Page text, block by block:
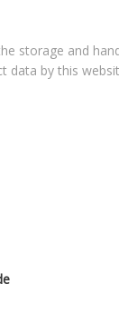
storage and
data by this